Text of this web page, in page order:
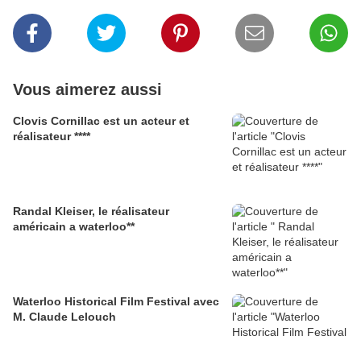
Vous aimerez aussi
Clovis Cornillac est un acteur et
réalisateur ****
Randal Kleiser, le réalisateur
américain a waterloo**
Waterloo Historical Film Festival avec
M. Claude Lelouch